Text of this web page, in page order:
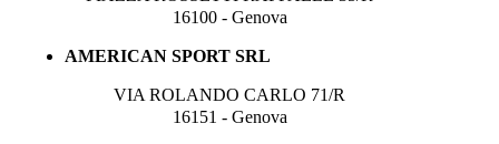
16100 - Genova
AMERICAN SPORT SRL
VIA ROLANDO CARLO 71/R
16151 - Genova